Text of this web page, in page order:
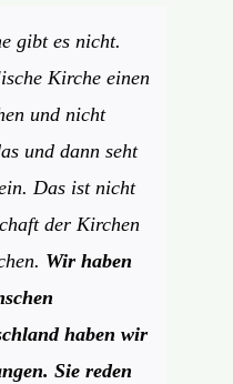
gibt es nicht.
Kirche einen
und nicht
und dann seht
Das ist nicht
der Kirchen
Wir haben
haben wir
Sie reden